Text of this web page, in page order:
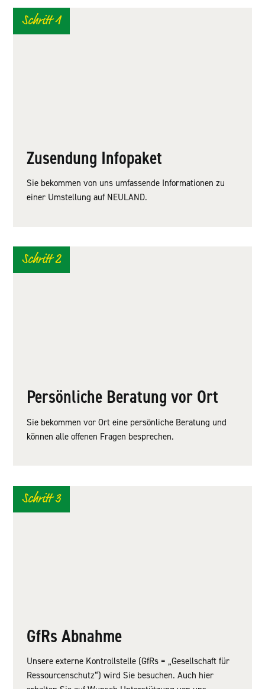
Schritt 1
Zusendung Infopaket
Sie bekommen von uns umfassende Informationen zu
einer Umstellung auf NEULAND.
Schritt 2
Persönliche Beratung vor Ort
Sie bekommen vor Ort eine persönliche Beratung und
können alle offenen Fragen besprechen.
Schritt 3
GfRs Abnahme
Unsere externe Kontrollstelle (GfRs = „Gesellschaft für
Ressourcenschutz“) wird Sie besuchen. Auch hier